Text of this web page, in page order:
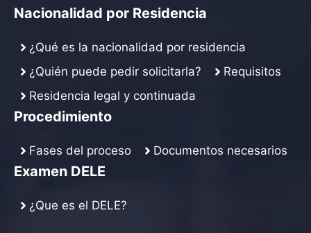
Nacionalidad por Residencia
¿Qué es la nacionalidad por residencia
¿Quién puede pedir solicitarla?
Requisitos
Residencia legal y continuada
Procedimiento
Fases del proceso Documentos necesarios
Examen DELE
¿Que es el DELE?